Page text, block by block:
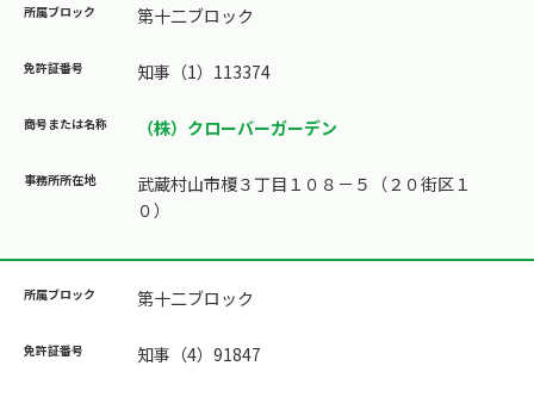
第十二ブロック
知事（1）113374
（株）クローバーガーデン
武蔵村山市榎３丁目１０８－５（２０街区１
０）
第十二ブロック
知事（4）91847